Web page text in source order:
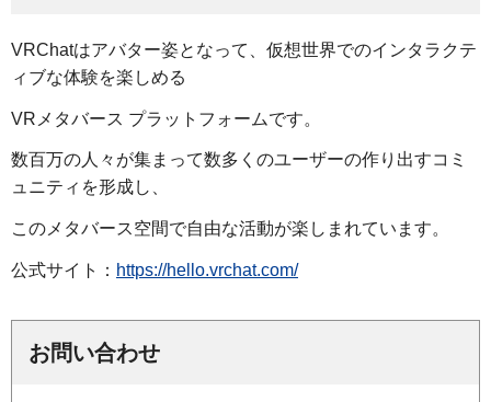
VRChatはアバター姿となって、仮想世界でのインタラクテ
ィブな体験を楽しめる
VRメタバース プラットフォームです。
数百万の人々が集まって数多くのユーザーの作り出すコミ
ュニティを形成し、
このメタバース空間で自由な活動が楽しまれています。
公式サイト： https://hello.vrchat.com/
お問い合わせ